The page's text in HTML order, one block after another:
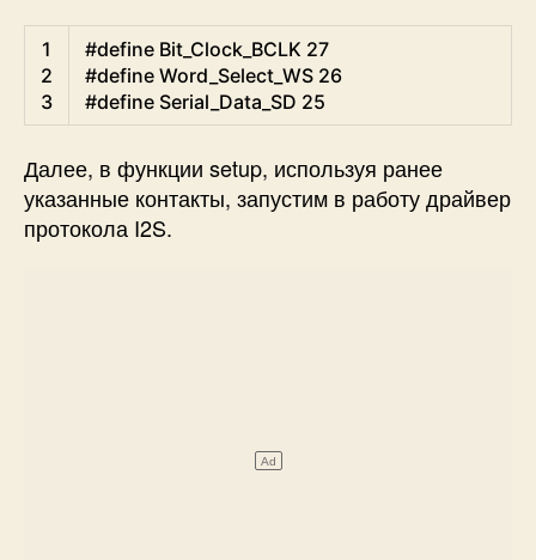
1
2
3
#define Bit_Clock_BCLK 27
#define Word_Select_WS 26
#define Serial_Data_SD 25
Далее, в функции setup, используя ранее
указанные контакты, запустим в работу драйвер
протокола I2S.